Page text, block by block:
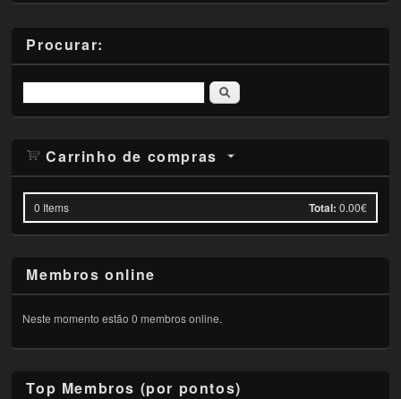
Procurar:
Pesquisar
Carrinho de compras
0 Items Total: 0.00€
Membros online
Neste momento estão 0 membros online.
Top Membros (por pontos)